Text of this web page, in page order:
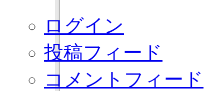
ログイン
投稿フィード
コメントフィード